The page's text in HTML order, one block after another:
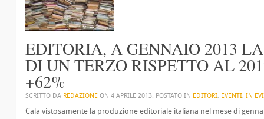
EDITORIA, A GENNAIO 2013
DI UN TERZO RISPETTO AL
+62%
SCRITTO DA REDAZIONE ON 4 APRILE 2013. POSTATO IN EDITORI, EVENTI, IN
Cala vistosamente la produzione editoriale italiana nel mese di